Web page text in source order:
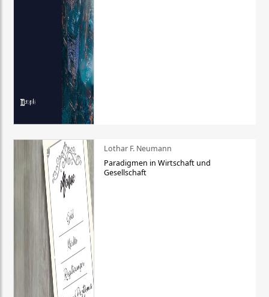
Lothar F. Neumann
Paradigmen in Wirtschaft und
Gesellschaft